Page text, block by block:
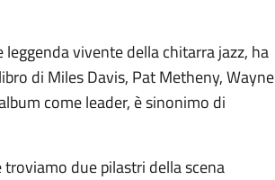
vivente della chitarra jazz, ha
di Miles Davis, Pat Metheny, Wayne
come leader, è sinonimo di
due pilastri della scena